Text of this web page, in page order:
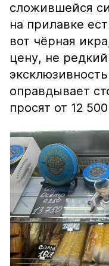
сложившейся
на прилавке
вот чёрная
цену, не
оправдывает
просят от 12